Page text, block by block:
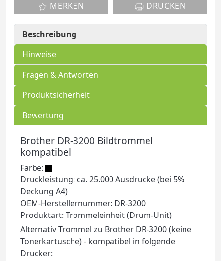
MERKEN DRUCKEN
Beschreibung
Hinweise
Fragen & Antworten
Produktsicherheit
Bewertung
Brother DR-3200 Bildtrommel
kompatibel
Farbe:
Druckleistung: ca. 25.000 Ausdrucke (bei 5%
Deckung A4)
OEM-Herstellernummer: DR-3200
Produktart: Trommeleinheit (Drum-Unit)
Alternativ Trommel zu Brother DR-3200 (keine
Tonerkartusche) - kompatibel in folgende
Drucker: